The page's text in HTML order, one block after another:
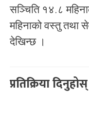
सञ्चिति १४.८
महिनाको वस्तु तथा
देखिन्छ ।
प्रतिक्रिया दिनुहोस्